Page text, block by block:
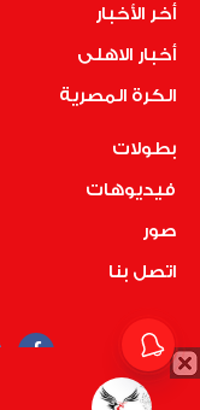
أخر الأخبار
أخبار الاهلى
الكرة المصرية
بطولات
فيديوهات
صور
اتصل بنا